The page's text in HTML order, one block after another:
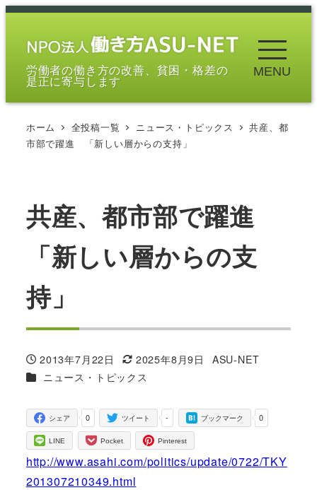
メ
労働者の働き方の改善、貧困・格差の
是正に寄与します
MENU
ホーム 全投稿一覧 ニュース・トピックス
共産、都
市部で躍進 「新しい層からの支持」
共産、都市部で躍進
「新しい層からの支
持」
投稿日
2013年7月22日
更新日
2025年8月9日
著
ASU-NET
カテゴリー
ニュース・トピックス
0
シェア -
ツイート 0
ブックマーク
LINE Pocket Pinterest
http://www.asahi.com/politics/update/0722/TKY
201307210349.html